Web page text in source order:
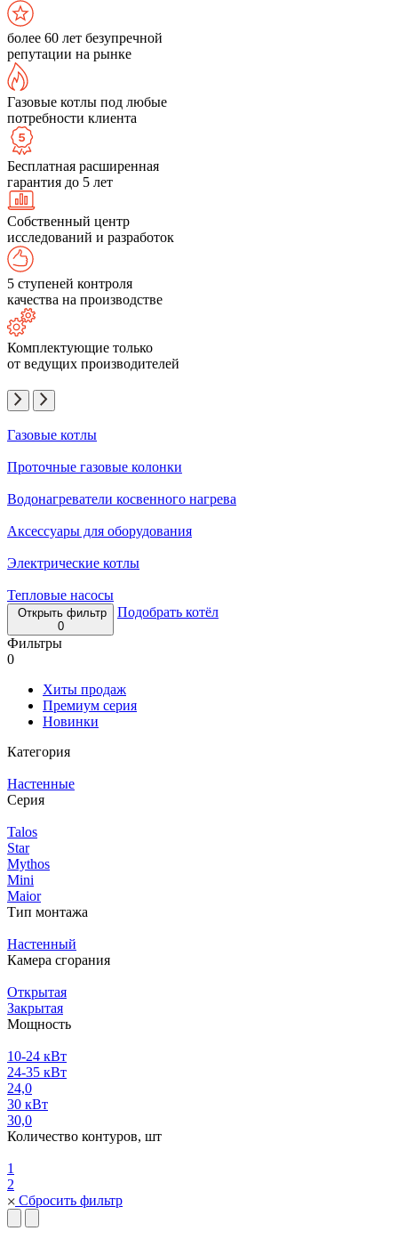
более 60 лет безупречной
репутации на рынке
Газовые котлы под любые
потребности клиента
Бесплатная расширенная
гарантия до 5 лет
Собственный центр
исследований и разработок
5 ступеней контроля
качества на производстве
Комплектующие только
от ведущих производителей
Газовые котлы
Проточные газовые колонки
Водонагреватели косвенного нагрева
Аксессуары для оборудования
Электрические котлы
Тепловые насосы
Открыть фильтр
0
Подобрать котёл
Фильтры
0
Хиты продаж
Премиум серия
Новинки
Категория
Настенные
Серия
Talos
Star
Mythos
Mini
Maior
Тип монтажа
Настенный
Камера сгорания
Открытая
Закрытая
Мощность
10-24 кВт
24-35 кВт
24,0
30 кВт
30,0
Количество контуров, шт
1
2
Сбросить фильтр